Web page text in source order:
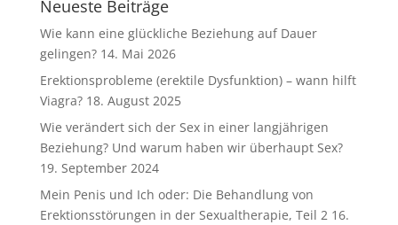
Neueste Beiträge
Wie kann eine glückliche Beziehung auf Dauer
gelingen? 14. Mai 2026
Erektionsprobleme (erektile Dysfunktion) – wann hilft
Viagra? 18. August 2025
Wie verändert sich der Sex in einer langjährigen
Beziehung? Und warum haben wir überhaupt Sex?
19. September 2024
Mein Penis und Ich oder: Die Behandlung von
Erektionsstörungen in der Sexualtherapie, Teil 2 16.